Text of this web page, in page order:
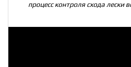
процесс контроля схода лески